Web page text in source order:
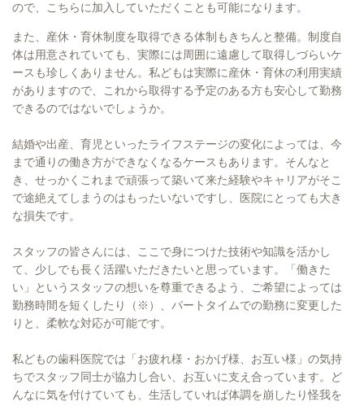
ので、こちらに加入していただくことも可能になります。
また、産休・育休制度を取得できる体制もきちんと整備。制度自
体は用意されていても、実際には周囲に遠慮して取得しづらいケ
ースも珍しくありません。私どもは実際に産休・育休の利用実績
がありますので、これから取得する予定のある方も安心して勤務
できるのではないでしょうか。
結婚や出産、育児といったライフステージの変化によっては、今
まで通りの働き方ができなくなるケースもあります。そんなと
き、せっかくこれまで頑張って築いて来た経験やキャリアがそこ
で途絶えてしまうのはもったいないですし、医院にとっても大き
な損失です。
スタッフの皆さんには、ここで身につけた技術や知識を活かし
て、少しでも長く活躍いただきたいと思っています。「働きた
い」というスタッフの想いを尊重できるよう、ご希望によっては
勤務時間を短くしたり（※）、パートタイムでの勤務に変更した
りと、柔軟な対応が可能です。
私どもの歯科医院では「お疲れ様・おかげ様、お互い様」の気持
ちでスタッフ同士が協力し合い、お互いに支え合っています。ど
んなに気を付けていても、生活していれば体調を崩したり怪我を